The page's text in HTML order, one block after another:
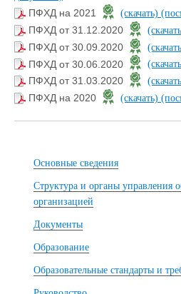
ПФХД на 2021 (скачать)
ПФХД от 31.12.2020
ПФХД от 30.09.2020
ПФХД от 30.06.2020
ПФХД от 31.03.2020
ПФХД на 2020 (скачать)
Основные сведения
Структура и органы управления
организацией
Документы
Образование
Образовательные стандарты и